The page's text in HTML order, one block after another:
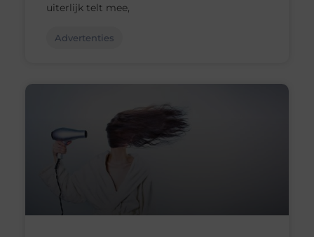
uiterlijk telt mee,
Advertenties